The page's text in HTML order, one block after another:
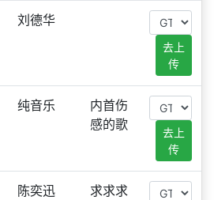
刘德华
去上
传
纯音乐
内首伤
感的歌
去上
传
陈奕迅
求求求